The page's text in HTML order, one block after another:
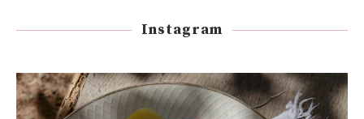
Instagram